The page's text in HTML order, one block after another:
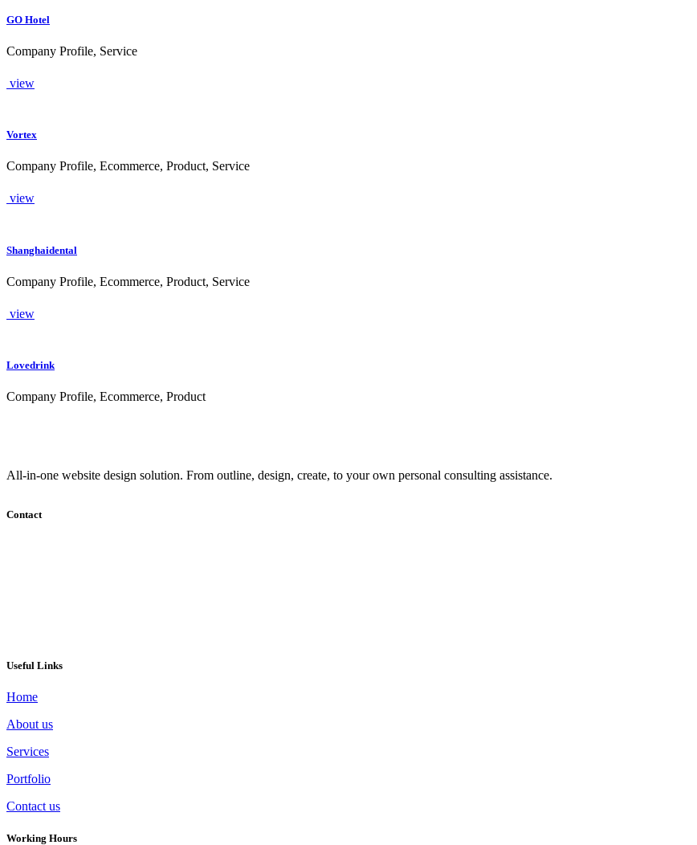
GO Hotel
Company Profile, Service
view
Vortex
Company Profile, Ecommerce, Product, Service
view
Shanghaidental
Company Profile, Ecommerce, Product, Service
view
Lovedrink
Company Profile, Ecommerce, Product
All-in-one website design solution. From outline, design, create, to your own personal consulting assistance.
Contact
Useful Links
Home
About us
Services
Portfolio
Contact us
Working Hours